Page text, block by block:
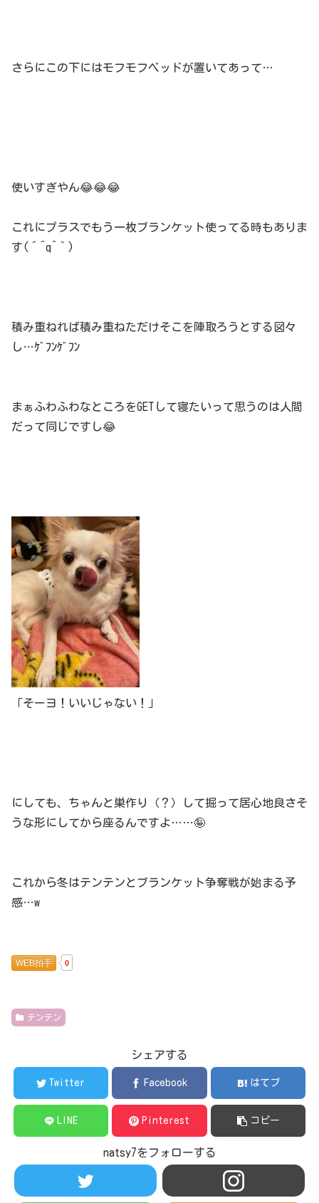
さらにこの下にはモフモフベッドが置いてあって…
使いすぎやん😂😂😂
これにプラスでもう一枚ブランケット使ってる時もありま
す(´^q^｀)
積み重ねれば積み重ねただけそこを陣取ろうとする図々
し…ｹﾞﾌﾝｹﾞﾌﾝ
まぁふわふわなところをGETして寝たいって思うのは人間
だって同じですし😂
「そーヨ！いいじゃない！」
にしても、ちゃんと巣作り（？）して掘って居心地良さそ
うな形にしてから座るんですよ……🤪
これから冬はテンテンとブランケット争奪戦が始まる予
感…w
WEB拍手 0
テンテン
シェアする
Twitter Facebook はてブ
LINE Pinterest コピー
natsy7をフォローする